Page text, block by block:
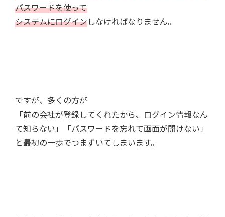
パスワードを使って
システムにログインしなければなりません。
ですが、多くの方が
「前の会社が登録してくれたから、ログイン情報なん
て知らない」「パスワードを忘れて画面が開けない」
と最初の一歩でつまずいてしまいます。